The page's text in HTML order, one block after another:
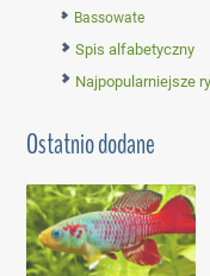
Bassowate
Spis alfabetyczny
Najpopularniejsze
Ostatnio dodane